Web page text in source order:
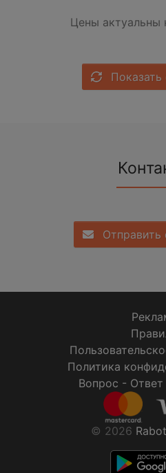
Цены актуальны
Политика
Вопрос - Ответ
© 2026